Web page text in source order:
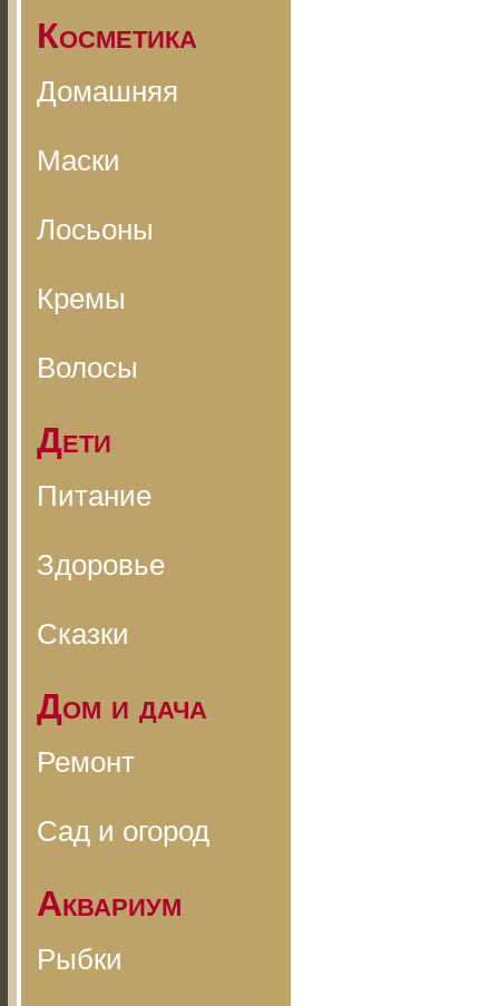
Косметика
Домашняя
Маски
Лосьоны
Кремы
Волосы
Дети
Питание
Здоровье
Сказки
Дом и дача
Ремонт
Сад и огород
Аквариум
Рыбки